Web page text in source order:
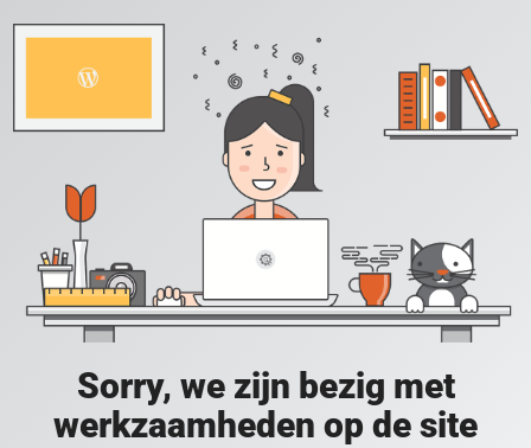
Sorry, we zijn bezig met
werkzaamheden op de site